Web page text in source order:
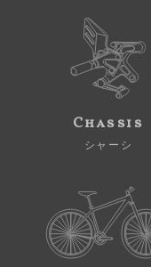
Chassis
シャーシ